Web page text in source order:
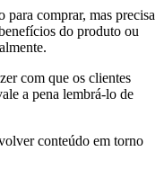
para comprar, mas precisa
do produto ou
com que os clientes
a pena lembrá-lo de
conteúdo em torno